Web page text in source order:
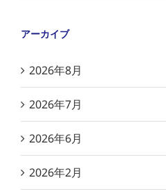
アーカイブ
2026年8月
2026年7月
2026年6月
2026年2月